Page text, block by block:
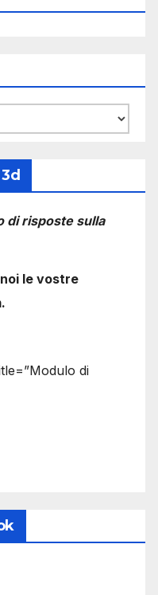
di risposte sulla
le vostre
di